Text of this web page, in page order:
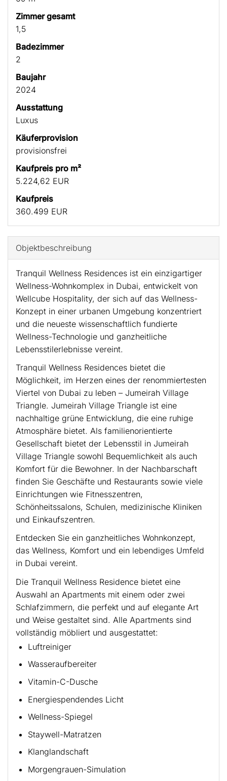
Zimmer gesamt
1,5
Badezimmer
2
Baujahr
2024
Ausstattung
Luxus
Käufer­provision
provisionsfrei
Kaufpreis pro m²
5.224,62 EUR
Kaufpreis
360.499 EUR
Objekt­beschreibung
Tranquil Wellness Residences ist ein einzigartiger
Wellness-Wohnkomplex in Dubai, entwickelt von
Wellcube Hospitality, der sich auf das Wellness-
Konzept in einer urbanen Umgebung konzentriert
und die neueste wissenschaftlich fundierte
Wellness-Technologie und ganzheitliche
Lebensstilerlebnisse vereint.
Tranquil Wellness Residences bietet die
Möglichkeit, im Herzen eines der renommiertesten
Viertel von Dubai zu leben – Jumeirah Village
Triangle. Jumeirah Village Triangle ist eine
nachhaltige grüne Entwicklung, die eine ruhige
Atmosphäre bietet. Als familienorientierte
Gesellschaft bietet der Lebensstil in Jumeirah
Village Triangle sowohl Bequemlichkeit als auch
Komfort für die Bewohner. In der Nachbarschaft
finden Sie Geschäfte und Restaurants sowie viele
Einrichtungen wie Fitnesszentren,
Schönheitssalons, Schulen, medizinische Kliniken
und Einkaufszentren.
Entdecken Sie ein ganzheitliches Wohnkonzept,
das Wellness, Komfort und ein lebendiges Umfeld
in Dubai vereint.
Die Tranquil Wellness Residence bietet eine
Auswahl an Apartments mit einem oder zwei
Schlafzimmern, die perfekt und auf elegante Art
und Weise gestaltet sind. Alle Apartments sind
vollständig möbliert und ausgestattet:
Luftreiniger
Wasseraufbereiter
Vitamin-C-Dusche
Energiespendendes Licht
Wellness-Spiegel
Staywell-Matratzen
Klanglandschaft
Morgengrauen-Simulation